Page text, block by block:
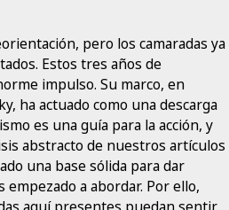
pero los camaradas ya
Estos tres años de
impulso. Su marco, en
ha actuado como una descarga
es una guía para la acción, y
abstracto de nuestros artículos
una base sólida para dar
a abordar. Por ello,